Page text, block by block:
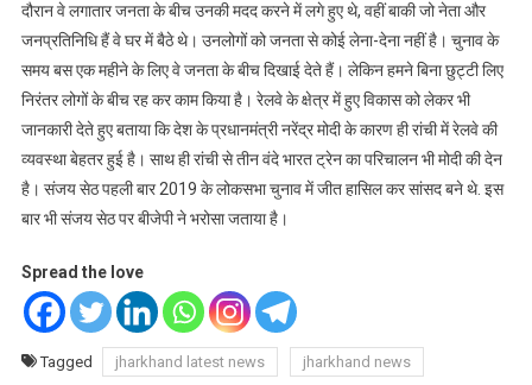
दौरान वे लगातार जनता के बीच उनकी मदद करने में लगे हुए थे, वहीं बाकी जो नेता और
जनप्रतिनिधि हैं वे घर में बैठे थे। उनलोगों को जनता से कोई लेना-देना नहीं है। चुनाव के
समय बस एक महीने के लिए वे जनता के बीच दिखाई देते हैं। लेकिन हमने बिना छुट्टी लिए
निरंतर लोगों के बीच रह कर काम किया है। रेलवे के क्षेत्र में हुए विकास को लेकर भी
जानकारी देते हुए बताया कि देश के प्रधानमंत्री नरेंद्र मोदी के कारण ही रांची में रेलवे की
व्यवस्था बेहतर हुई है। साथ ही रांची से तीन वंदे भारत ट्रेन का परिचालन भी मोदी की देन
है। संजय सेठ पहली बार 2019 के लोकसभा चुनाव में जीत हासिल कर सांसद बने थे. इस
बार भी संजय सेठ पर बीजेपी ने भरोसा जताया है।
Spread the love
Tagged jharkhand latest news jharkhand news